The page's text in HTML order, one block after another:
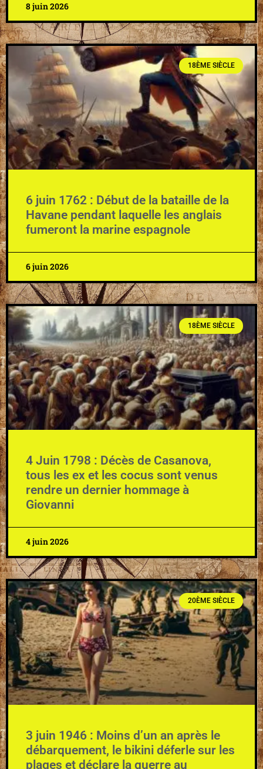
8 juin 2026
18ÈME SIÈCLE
6 juin 1762 : Début de la bataille de la
Havane pendant laquelle les anglais
fumeront la marine espagnole
6 juin 2026
18ÈME SIÈCLE
4 Juin 1798 : Décès de Casanova,
tous les ex et les cocus sont venus
rendre un dernier hommage à
Giovanni
4 juin 2026
20ÈME SIÈCLE
3 juin 1946 : Moins d’un an après le
débarquement, le bikini déferle sur les
plages et déclare la guerre au